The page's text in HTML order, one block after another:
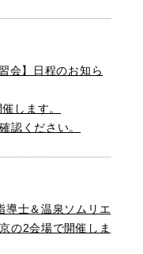
会】日程のお知ら
します。
認ください。
導士＆温泉ソムリエ
の2会場で開催しま